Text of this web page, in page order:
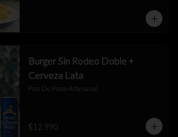
Burger Sin Rodeo Doble +
Cerveza Lata
Pan De Papa Artesanal.
$12.990